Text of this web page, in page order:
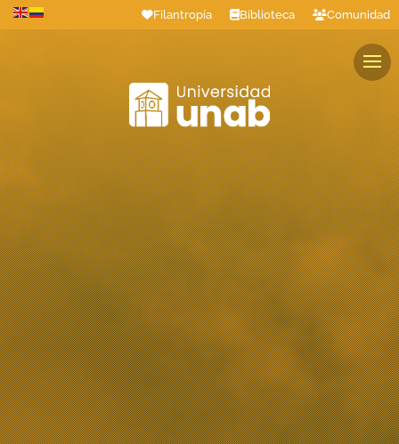
Filantropía Biblioteca Comunidad
Estudiantes Profesores